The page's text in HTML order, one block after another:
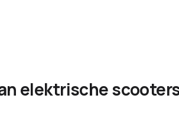
elektrische